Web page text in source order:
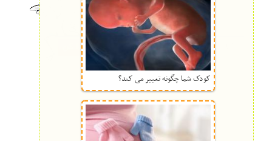
کودک شما چگونه تغییر می کند؟